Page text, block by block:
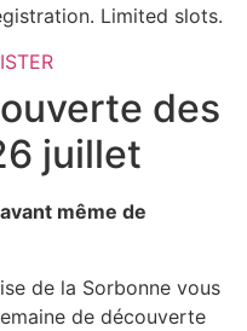
Limited slots.
des
juillet
même de
de la Sorbonne vous
de découverte